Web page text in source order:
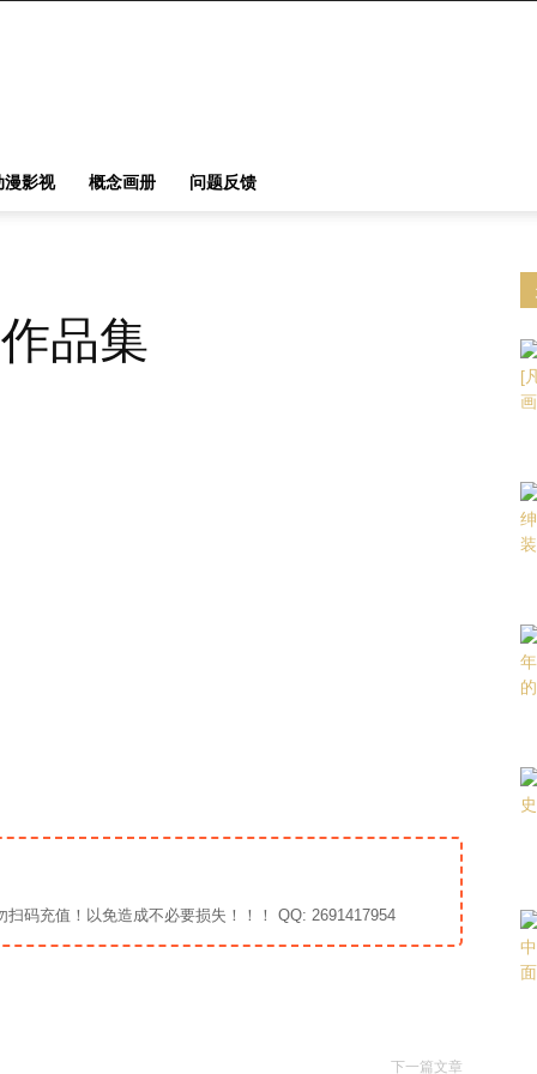
漫影视 概念画册 问题反馈
品集
码充值！以免造成不必要损失！！！ QQ: 2691417954
下一篇文章